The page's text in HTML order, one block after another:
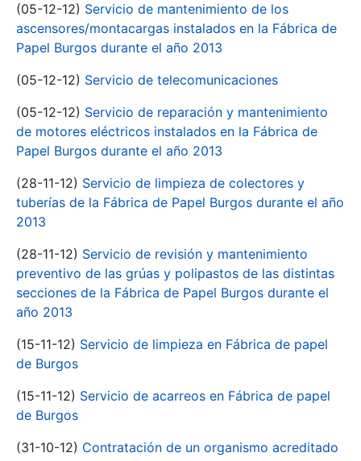
(05-12-12) Servicio de mantenimiento de los
ascensores/montacargas instalados en la Fábrica de
Papel Burgos durante el año 2013
(05-12-12) Servicio de telecomunicaciones
(05-12-12) Servicio de reparación y mantenimiento
de motores eléctricos instalados en la Fábrica de
Papel Burgos durante el año 2013
(28-11-12) Servicio de limpieza de colectores y
tuberías de la Fábrica de Papel Burgos durante el año
2013
(28-11-12) Servicio de revisión y mantenimiento
preventivo de las grúas y polipastos de las distintas
secciones de la Fábrica de Papel Burgos durante el
año 2013
(15-11-12) Servicio de limpieza en Fábrica de papel
de Burgos
(15-11-12) Servicio de acarreos en Fábrica de papel
de Burgos
(31-10-12) Contratación de un organismo acreditado